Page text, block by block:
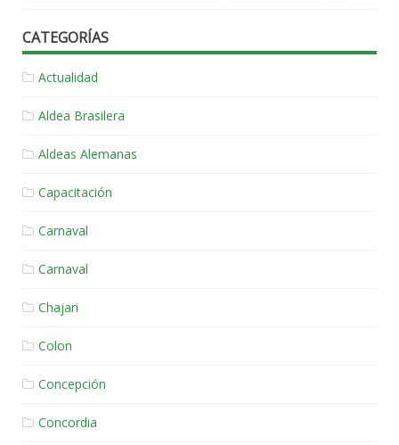
CATEGORÍAS
Actualidad
Aldea Brasilera
Aldeas Alemanas
Capacitación
Carnaval
Carnaval
Chajari
Colon
Concepción
Concordia